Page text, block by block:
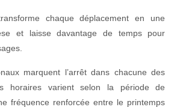
chaque déplacement en une
et laisse davantage de temps pour
marquent l’arrêt dans chacune des
horaires varient selon la période de
fréquence renforcée entre le printemps